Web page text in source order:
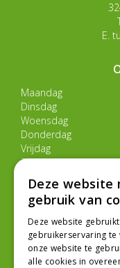
E.
Maandag
Dinsdag
Woensdag
Donderdag
Vrijdag
Zaterdag
Van 17 juli t/m 29
Hoe
Deze website
gebruik van
Deze website
gebruikerservaring
onze website te
alle cookies in